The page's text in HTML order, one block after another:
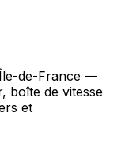
de-France —
boîte de vitesse
et